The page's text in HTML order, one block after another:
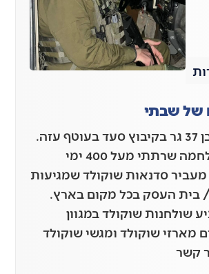
של שבתי
שבתי ברודר בן 37 גר בקיבוץ סעד בעוטף עזה.
מתחילת המלחמה שרתתי מעל 400 ימי
מעביר סדנאות שוקולד שמגיעות
בית העסק בכל מקום בארץ.
שולחנות שוקולד במגוון
מארזי שוקולד ומגשי שוקולד
קשר